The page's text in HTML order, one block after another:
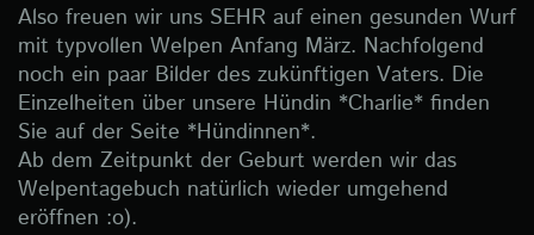
Also freuen wir uns SEHR auf einen gesunden Wurf
mit typvollen Welpen Anfang März. Nachfolgend
noch ein paar Bilder des zukünftigen Vaters. Die
Einzelheiten über unsere Hündin *Charlie* finden
Sie auf der Seite *Hündinnen*.
Ab dem Zeitpunkt der Geburt werden wir das
Welpentagebuch natürlich wieder umgehend
eröffnen :o).